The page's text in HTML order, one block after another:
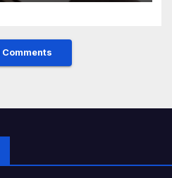
Comments